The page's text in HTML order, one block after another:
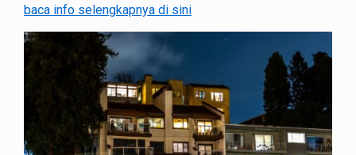
baca info selengkapnya di sini